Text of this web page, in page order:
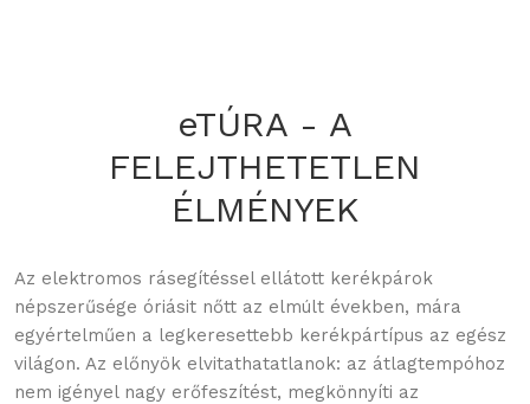
eTÚRA - A
FELEJTHETETLEN
ÉLMÉNYEK
Az elektromos rásegítéssel ellátott kerékpárok
népszerűsége óriásit nőtt az elmúlt években, mára
egyértelműen a legkeresettebb kerékpártípus az egész
világon. Az előnyök elvitathatatlanok: az átlagtempóhoz
nem igényel nagy erőfeszítést, megkönnyíti az